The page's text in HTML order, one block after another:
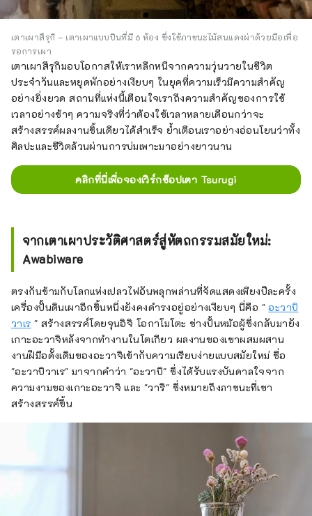
เตาเผาสึรุกิ – เตาเผาแบบปีนที่มี 6 ห้อง ซึ่งใช้ภาชนะไม้สนแดงผ่าด้วยมือเพื่อ
รอการเผา
เตาเผาสึรุกิมอบโอกาสให้เราหลีกหนีจากความวุ่นวายในชีวิต
ประจำวันและหยุดพักอย่างเงียบๆ ในยุคที่ความเร็วมีความสำคัญ
อย่างยิ่งยวด สถานที่แห่งนี้เตือนใจเราถึงความสำคัญของการใช้
เวลาอย่างช้าๆ ความจริงที่ว่าต้องใช้เวลาหลายเดือนกว่าจะ
สร้างสรรค์ผลงานชิ้นเดียวได้สำเร็จ ย้ำเตือนเราอย่างอ่อนโยนว่าทั้ง
ศิลปะและชีวิตล้วนผ่านการบ่มเพาะมาอย่างยาวนาน
คลิกที่นี่เพื่อจองเวิร์กช็อปเตา Tsurugi
จากเตาเผาประวัติศาสตร์สู่หัตถกรรมสมัยใหม่:
Awabiware
ตรงกันข้ามกับโลกแห่งเปลวไฟอันพลุกพล่านที่จัดแสดงเพียงปีละครั้ง
เครื่องปั้นดินเผาอีกชิ้นหนึ่งยังคงดำรงอยู่อย่างเงียบๆ นี่คือ "อะวาบิ
วาเร " สร้างสรรค์โดยจุนอิจิ โอกาโมโตะ ช่างปั้นหม้อผู้ซึ่งกลับมายัง
เกาะอะวาจิหลังจากทำงานในโตเกียว ผลงานของเขาผสมผสาน
งานฝีมือดั้งเดิมของอะวาจิเข้ากับความเรียบง่ายแบบสมัยใหม่ ชื่อ
"อะวาบิวาเร" มาจากคำว่า "อะวาบิ" ซึ่งได้รับแรงบันดาลใจจาก
ความงามของเกาะอะวาจิ และ "วาริ" ซึ่งหมายถึงภาชนะที่เขา
สร้างสรรค์ขึ้น